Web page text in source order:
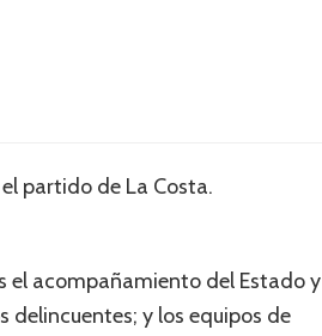
partido de La Costa.
el acompañamiento del Estado y
delincuentes; y los equipos de